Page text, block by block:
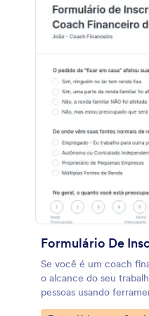
Terapêutica durante a
formulário que
telefone e possíveis
Declaração da Saúde
durante a COVID-19
qual mostra os
a empresa prestadora
termos. Este modelo
campo Assinatura para
do cliente consentindo
autenticando a
fornecidas. Personalize
adicionando a logo da
Criador de Formulários,
profissional.
Se você é um coach
o alcance do seu
pessoas usando
Formulário de Inscrição